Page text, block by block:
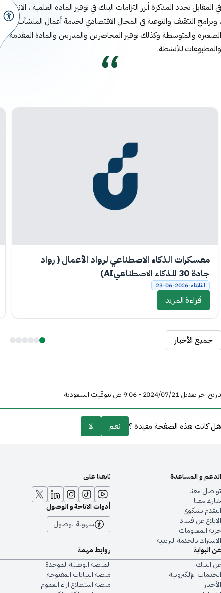
في المقابل تحدد المذكرة أبرز التزامات البنك في توفير المادة العلمية ، الانشطة
، وبرامج التثقيف والتوعية في المجال الاقتصادي لخدمة أعمال المنشآت
الصغيرة والمتوسطة وكذلك توفير المحاضرين والمدربين والمادة المقدمة
والمطبوعات للأنشطة.
معسكرات الذكاء الاصطناعي لرواد الأعمال ( رواد
جادة 30 للذكاء الاصطناعيAI)
الثلاثاء-2026-06-23
قراءة المزيد
جميع الأخبار
تاريخ اخر تعديل 21‏/07‏/2024 - 9:06 ص بتوقيت السعودية
هل كانت هذه الصفحة مفيدة ؟ نعم لا
عن البوابة
عن البنك
الخدمات الإلكترونية
الأخبار
روابط مهمة
المنصة الوطنية الموحدة
منصة البيانات المفتوحة
منصة استطلاع اراء العموم
الدعم و المساعدة
تواصل معنا
شارك معنا
التقدم بشكوى
الابلاغ عن فساد
حرية المعلومات
الاشتراك بالخدمة البريدية
تابعنا على
أدوات الاتاحة و الوصول
سهولة الوصول